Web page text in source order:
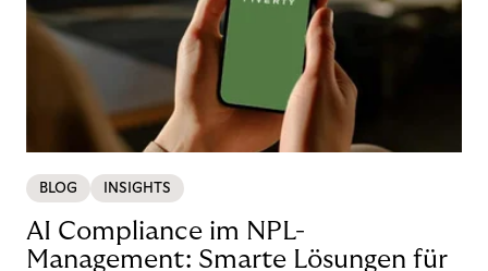
BLOG INSIGHTS
AI Compliance im NPL-
Management: Smarte Lösungen für